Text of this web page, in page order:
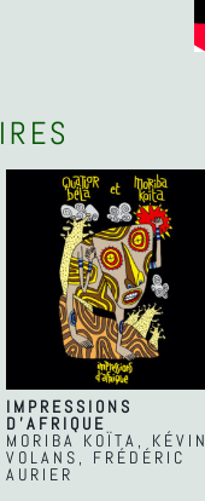
IMPRESSIONS
D’AFRIQUE
MORIBA KOÏTA, KÉVIN
VOLANS, FRÉDÉRIC
AURIER